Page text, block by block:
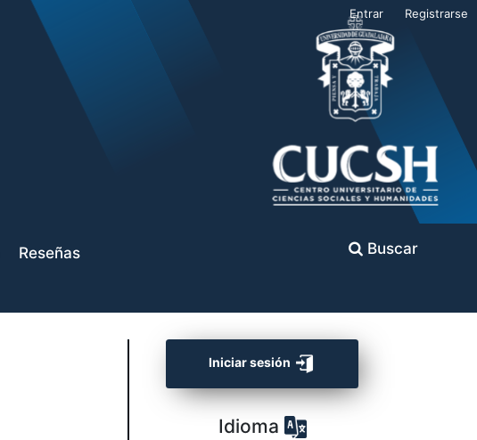
Reseñas Buscar
Entrar Registrarse
Iniciar sesión
Idioma